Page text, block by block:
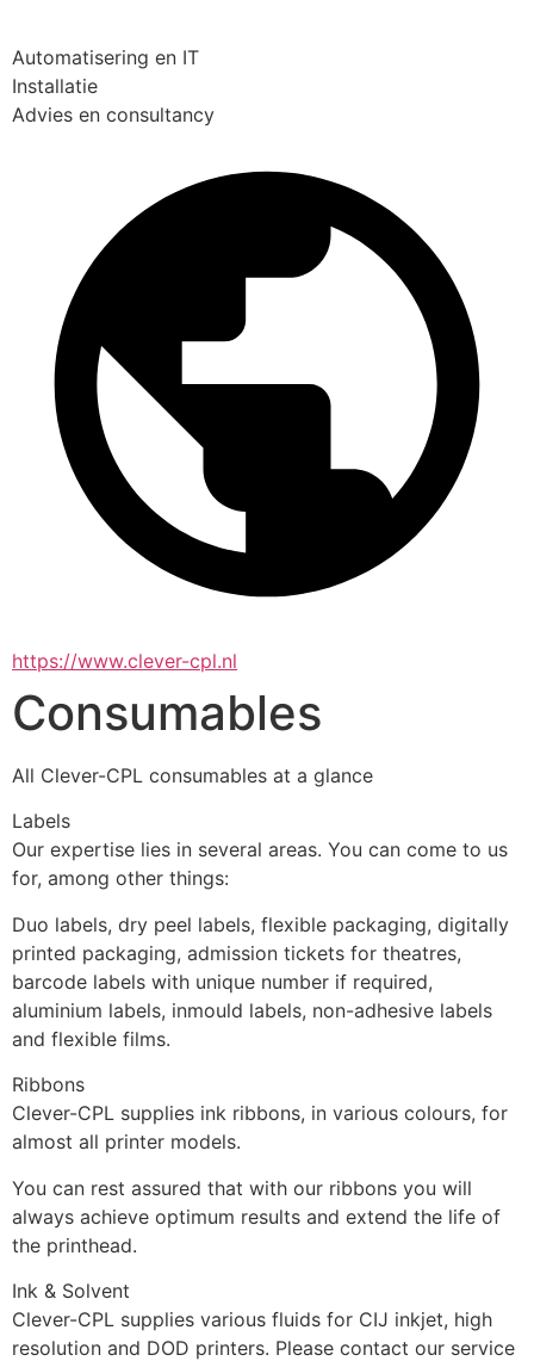
Automatisering en IT
Installatie
Advies en consultancy
https://www.clever-cpl.nl
Consumables
All Clever-CPL consumables at a glance
Labels
Our expertise lies in several areas. You can come to us
for, among other things:
Duo labels, dry peel labels, flexible packaging, digitally
printed packaging, admission tickets for theatres,
barcode labels with unique number if required,
aluminium labels, inmould labels, non-adhesive labels
and flexible films.
Ribbons
Clever-CPL supplies ink ribbons, in various colours, for
almost all printer models.
You can rest assured that with our ribbons you will
always achieve optimum results and extend the life of
the printhead.
Ink & Solvent
Clever-CPL supplies various fluids for CIJ inkjet, high
resolution and DOD printers. Please contact our service